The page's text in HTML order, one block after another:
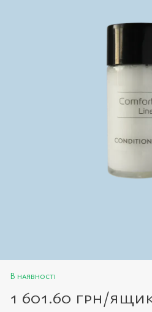
В наявності
1 601.60 грн/